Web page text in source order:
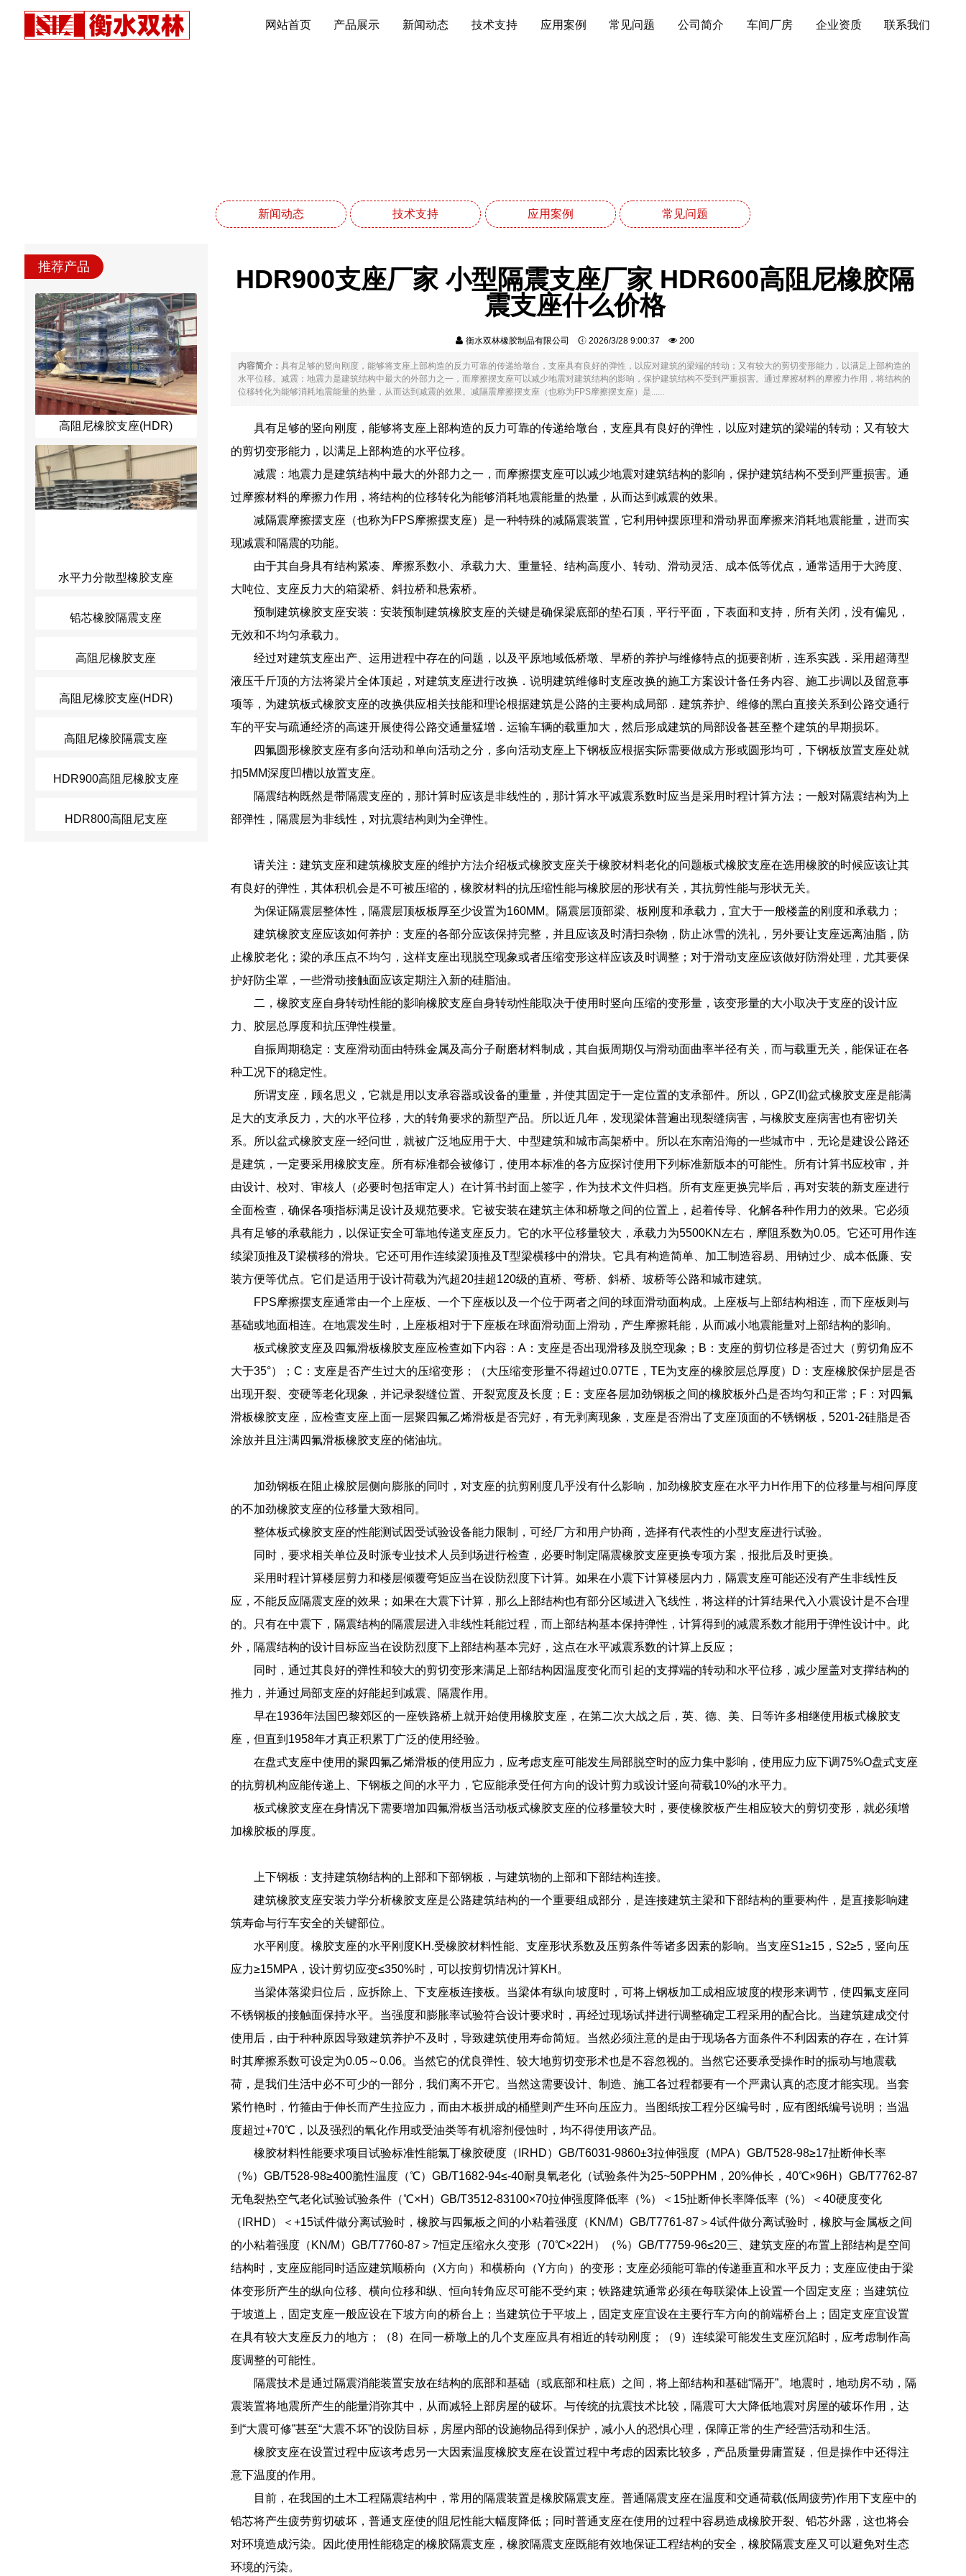
网站首页 产品展示 新闻动态 技术支持 应用案例 常见问题 公司简介 车间厂房 企业资质 联系我们
新闻动态 技术支持 应用案例 常见问题
推荐产品
高阻尼橡胶支座(HDR)
水平力分散型橡胶支座
铅芯橡胶隔震支座
高阻尼橡胶支座
高阻尼橡胶支座(HDR)
高阻尼橡胶隔震支座
HDR900高阻尼橡胶支座
HDR800高阻尼支座
HDR900支座厂家 小型隔震支座厂家 HDR600高阻尼橡胶隔
震支座什么价格
衡水双林橡胶制品有限公司 2026/3/28 9:00:37 200
内容简介： 具有足够的竖向刚度，能够将支座上部构造的反力可靠的传递给墩台，支座具有良好的弹性，以应对建筑的梁端的转动；又有较大的剪切变形能力，以满足上部构造的
水平位移。减震：地震力是建筑结构中最大的外部力之一，而摩擦摆支座可以减少地震对建筑结构的影响，保护建筑结构不受到严重损害。通过摩擦材料的摩擦力作用，将结构的
位移转化为能够消耗地震能量的热量，从而达到减震的效果。减隔震摩擦摆支座（也称为FPS摩擦摆支座）是......
具有足够的竖向刚度，能够将支座上部构造的反力可靠的传递给墩台，支座具有良好的弹性，以应对建筑的梁端的转动；又有较大
的剪切变形能力，以满足上部构造的水平位移。
减震：地震力是建筑结构中最大的外部力之一，而摩擦摆支座可以减少地震对建筑结构的影响，保护建筑结构不受到严重损害。通
过摩擦材料的摩擦力作用，将结构的位移转化为能够消耗地震能量的热量，从而达到减震的效果。
减隔震摩擦摆支座（也称为FPS摩擦摆支座）是一种特殊的减隔震装置，它利用钟摆原理和滑动界面摩擦来消耗地震能量，进而实
现减震和隔震的功能。
由于其自身具有结构紧凑、摩擦系数小、承载力大、重量轻、结构高度小、转动、滑动灵活、成本低等优点，通常适用于大跨度、
大吨位、支座反力大的箱梁桥、斜拉桥和悬索桥。
预制建筑橡胶支座安装：安装预制建筑橡胶支座的关键是确保梁底部的垫石顶，平行平面，下表面和支持，所有关闭，没有偏见，
无效和不均匀承载力。
经过对建筑支座出产、运用进程中存在的问题，以及平原地域低桥墩、旱桥的养护与维修特点的扼要剖析，连系实践．采用超薄型
液压千斤顶的方法将梁片全体顶起，对建筑支座进行改换．说明建筑维修时支座改换的施工方案设计备任务内容、施工步调以及留意事
项等，为建筑板式橡胶支座的改换供应相关技能和理论根据建筑是公路的主要构成局部．建筑养护、维修的黑白直接关系到公路交通行
车的平安与疏通经济的高速开展使得公路交通量猛增．运输车辆的载重加大，然后形成建筑的局部设备甚至整个建筑的早期损坏。
四氟圆形橡胶支座有多向活动和单向活动之分，多向活动支座上下钢板应根据实际需要做成方形或圆形均可，下钢板放置支座处就
扣5MM深度凹槽以放置支座。
隔震结构既然是带隔震支座的，那计算时应该是非线性的，那计算水平减震系数时应当是采用时程计算方法；一般对隔震结构为上
部弹性，隔震层为非线性，对抗震结构则为全弹性。
请关注：建筑支座和建筑橡胶支座的维护方法介绍板式橡胶支座关于橡胶材料老化的问题板式橡胶支座在选用橡胶的时候应该让其
有良好的弹性，其体积机会是不可被压缩的，橡胶材料的抗压缩性能与橡胶层的形状有关，其抗剪性能与形状无关。
为保证隔震层整体性，隔震层顶板板厚至少设置为160MM。隔震层顶部梁、板刚度和承载力，宜大于一般楼盖的刚度和承载力；
建筑橡胶支座应该如何养护：支座的各部分应该保持完整，并且应该及时清扫杂物，防止冰雪的洗礼，另外要让支座远离油脂，防
止橡胶老化；梁的承压点不均匀，这样支座出现脱空现象或者压缩变形这样应该及时调整；对于滑动支座应该做好防滑处理，尤其要保
护好防尘罩，一些滑动接触面应该定期注入新的硅脂油。
二，橡胶支座自身转动性能的影响橡胶支座自身转动性能取决于使用时竖向压缩的变形量，该变形量的大小取决于支座的设计应
力、胶层总厚度和抗压弹性模量。
自振周期稳定：支座滑动面由特殊金属及高分子耐磨材料制成，其自振周期仅与滑动面曲率半径有关，而与载重无关，能保证在各
种工况下的稳定性。
所谓支座，顾名思义，它就是用以支承容器或设备的重量，并使其固定于一定位置的支承部件。所以，GPZ(II)盆式橡胶支座是能满
足大的支承反力，大的水平位移，大的转角要求的新型产品。所以近几年，发现梁体普遍出现裂缝病害，与橡胶支座病害也有密切关
系。所以盆式橡胶支座一经问世，就被广泛地应用于大、中型建筑和城市高架桥中。所以在东南沿海的一些城市中，无论是建设公路还
是建筑，一定要采用橡胶支座。所有标准都会被修订，使用本标准的各方应探讨使用下列标准新版本的可能性。所有计算书应校审，并
由设计、校对、审核人（必要时包括审定人）在计算书封面上签字，作为技术文件归档。所有支座更换完毕后，再对安装的新支座进行
全面检查，确保各项指标满足设计及规范要求。它被安装在建筑主体和桥墩之间的位置上，起着传导、化解各种作用力的效果。它必须
具有足够的承载能力，以保证安全可靠地传递支座反力。它的水平位移量较大，承载力为5500KN左右，摩阻系数为0.05。它还可用作连
续梁顶推及T梁横移的滑块。它还可用作连续梁顶推及T型梁横移中的滑块。它具有构造简单、加工制造容易、用钠过少、成本低廉、安
装方便等优点。它们是适用于设计荷载为汽超20挂超120级的直桥、弯桥、斜桥、坡桥等公路和城市建筑。
FPS摩擦摆支座通常由一个上座板、一个下座板以及一个位于两者之间的球面滑动面构成。上座板与上部结构相连，而下座板则与
基础或地面相连。在地震发生时，上座板相对于下座板在球面滑动面上滑动，产生摩擦耗能，从而减小地震能量对上部结构的影响。
板式橡胶支座及四氟滑板橡胶支座应检查如下内容：A：支座是否出现滑移及脱空现象；B：支座的剪切位移是否过大（剪切角应不
大于35°）；C：支座是否产生过大的压缩变形；（大压缩变形量不得超过0.07TE，TE为支座的橡胶层总厚度）D：支座橡胶保护层是否
出现开裂、变硬等老化现象，并记录裂缝位置、开裂宽度及长度；E：支座各层加劲钢板之间的橡胶板外凸是否均匀和正常；F：对四氟
滑板橡胶支座，应检查支座上面一层聚四氟乙烯滑板是否完好，有无剥离现象，支座是否滑出了支座顶面的不锈钢板，5201-2硅脂是否
涂放并且注满四氟滑板橡胶支座的储油坑。
加劲钢板在阻止橡胶层侧向膨胀的同吋，对支座的抗剪刚度几乎没有什么影响，加劲橡胶支座在水平力H作用下的位移量与相问厚度
的不加劲橡胶支座的位移量大致相同。
整体板式橡胶支座的性能测试因受试验设备能力限制，可经厂方和用户协商，选择有代表性的小型支座进行试验。
同时，要求相关单位及时派专业技术人员到场进行检查，必要时制定隔震橡胶支座更换专项方案，报批后及时更换。
采用时程计算楼层剪力和楼层倾覆弯矩应当在设防烈度下计算。如果在小震下计算楼层内力，隔震支座可能还没有产生非线性反
应，不能反应隔震支座的效果；如果在大震下计算，那么上部结构也有部分区域进入飞线性，将这样的计算结果代入小震设计是不合理
的。只有在中震下，隔震结构的隔震层进入非线性耗能过程，而上部结构基本保持弹性，计算得到的减震系数才能用于弹性设计中。此
外，隔震结构的设计目标应当在设防烈度下上部结构基本完好，这点在水平减震系数的计算上反应；
同时，通过其良好的弹性和较大的剪切变形来满足上部结构因温度变化而引起的支撑端的转动和水平位移，减少屋盖对支撑结构的
推力，并通过局部支座的好能起到减震、隔震作用。
早在1936年法国巴黎郊区的一座铁路桥上就开始使用橡胶支座，在第二次大战之后，英、德、美、日等许多相继使用板式橡胶支
座，但直到1958年才真正积累丁广泛的使用经验。
在盘式支座中使用的聚四氟乙烯滑板的使用应力，应考虑支座可能发生局部脱空时的应力集中影响，使用应力应下调75%O盘式支座
的抗剪机构应能传递上、下钢板之间的水平力，它应能承受任何方向的设计剪力或设计竖向荷载10%的水平力。
板式橡胶支座在身情况下需要增加四氟滑板当活动板式橡胶支座的位移量较大时，要使橡胶板产生相应较大的剪切变形，就必须增
加橡胶板的厚度。
上下钢板：支持建筑物结构的上部和下部钢板，与建筑物的上部和下部结构连接。
建筑橡胶支座安装力学分析橡胶支座是公路建筑结构的一个重要组成部分，是连接建筑主梁和下部结构的重要构件，是直接影响建
筑寿命与行车安全的关键部位。
水平刚度。橡胶支座的水平刚度KH.受橡胶材料性能、支座形状系数及压剪条件等诸多因素的影响。当支座S1≥15，S2≥5，竖向压
应力≥15MPA，设计剪切应变≤350%时，可以按剪切情况计算KH。
当梁体落梁归位后，应拆除上、下支座板连接板。当梁体有纵向坡度时，可将上钢板加工成相应坡度的楔形来调节，使四氟支座同
不锈钢板的接触面保持水平。当强度和膨胀率试验符合设计要求时，再经过现场试拌进行调整确定工程采用的配合比。当建筑建成交付
使用后，由于种种原因导致建筑养护不及时，导致建筑使用寿命简短。当然必须注意的是由于现场各方面条件不利因素的存在，在计算
时其摩擦系数可设定为0.05～0.06。当然它的优良弹性、较大地剪切变形术也是不容忽视的。当然它还要承受操作时的振动与地震载
荷，是我们生活中必不可少的一部分，我们离不开它。当然这需要设计、制造、施工各过程都要有一个严肃认真的态度才能实现。当套
紧竹艳时，竹箍由于伸长而产生拉应力，而由木板拼成的桶壁则产生环向压应力。当图纸按工程分区编号时，应有图纸编号说明；当温
度超过+70℃，以及强烈的氧化作用或受油类等有机溶剂侵蚀时，均不得使用该产品。
橡胶材料性能要求项目试验标准性能氯丁橡胶硬度（IRHD）GB/T6031-9860±3拉伸强度（MPA）GB/T528-98≥17扯断伸长率
（%）GB/T528-98≥400脆性温度（℃）GB/T1682-94≤-40耐臭氧老化（试验条件为25~50PPHM，20%伸长，40℃×96H）GB/T7762-87
无龟裂热空气老化试验试验条件（℃×H）GB/T3512-83100×70拉伸强度降低率（%）＜15扯断伸长率降低率（%）＜40硬度变化
（IRHD）＜+15试件做分离试验时，橡胶与四氟板之间的小粘着强度（KN/M）GB/T7761-87＞4试件做分离试验时，橡胶与金属板之间
的小粘着强度（KN/M）GB/T7760-87＞7恒定压缩永久变形（70℃×22H）（%）GB/T7759-96≤20三、建筑支座的布置上部结构是空间
结构时，支座应能同时适应建筑顺桥向（X方向）和横桥向（Y方向）的变形；支座必须能可靠的传递垂直和水平反力；支座应使由于梁
体变形所产生的纵向位移、横向位移和纵、恒向转角应尽可能不受约束；铁路建筑通常必须在每联梁体上设置一个固定支座；当建筑位
于坡道上，固定支座一般应设在下坡方向的桥台上；当建筑位于平坡上，固定支座宜设在主要行车方向的前端桥台上；固定支座宜设置
在具有较大支座反力的地方；（8）在同一桥墩上的几个支座应具有相近的转动刚度；（9）连续梁可能发生支座沉陷时，应考虑制作高
度调整的可能性。
隔震技术是通过隔震消能装置安放在结构的底部和基础（或底部和柱底）之间，将上部结构和基础“隔开”。地震时，地动房不动，隔
震装置将地震所产生的能量消弥其中，从而减轻上部房屋的破坏。与传统的抗震技术比较，隔震可大大降低地震对房屋的破坏作用，达
到“大震可修”甚至“大震不坏”的设防目标，房屋内部的设施物品得到保护，减小人的恐惧心理，保障正常的生产经营活动和生活。
橡胶支座在设置过程中应该考虑另一大因素温度橡胶支座在设置过程中考虑的因素比较多，产品质量毋庸置疑，但是操作中还得注
意下温度的作用。
目前，在我国的土木工程隔震结构中，常用的隔震装置是橡胶隔震支座。普通隔震支座在温度和交通荷载(低周疲劳)作用下支座中的
铅芯将产生疲劳剪切破坏，普通支座使的阻尼性能大幅度降低；同时普通支座在使用的过程中容易造成橡胶开裂、铅芯外露，这也将会
对环境造成污染。因此使用性能稳定的橡胶隔震支座，橡胶隔震支座既能有效地保证工程结构的安全，橡胶隔震支座又可以避免对生态
环境的污染。